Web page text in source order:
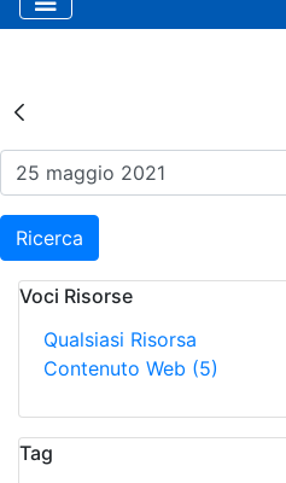
Risultati
Ricerca
Voci Risorse
Qualsiasi Risorsa
Contenuto Web (5)
Tag